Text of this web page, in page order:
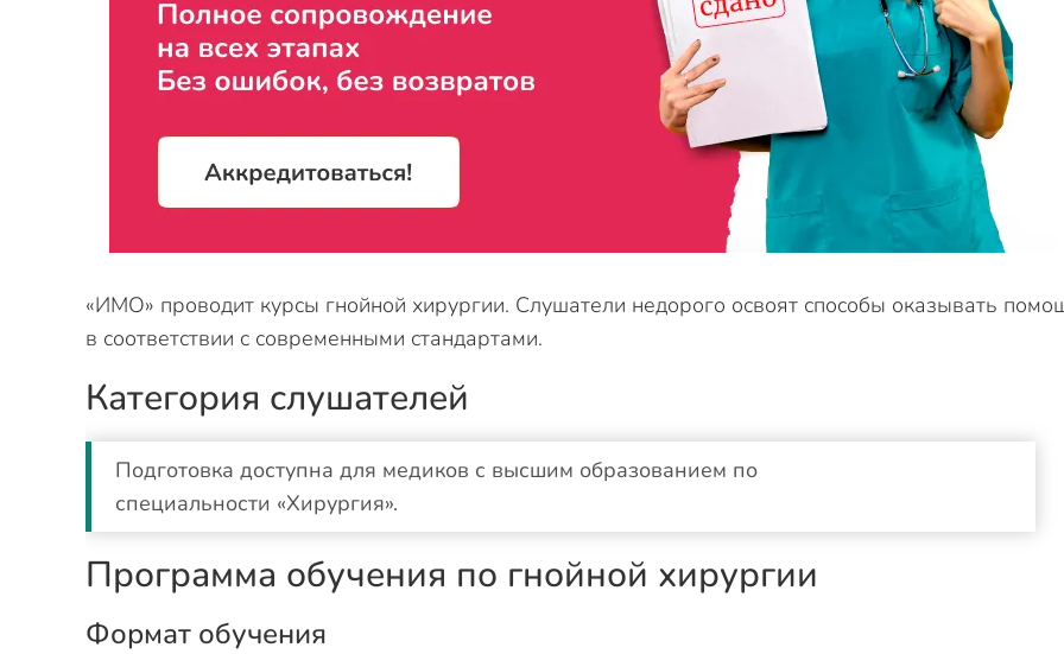
«ИМО» проводит курсы гнойной хирургии. Слушатели недорого освоят способы оказывать
в соответствии с современными стандартами.
Категория слушателей
Подготовка доступна для медиков с высшим образованием по
специальности «Хирургия».
Программа обучения по гнойной хирургии
Формат обучения